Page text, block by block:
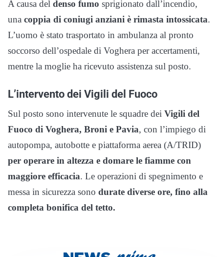
A causa del denso fumo sprigionato dall’incendio,
una coppia di coniugi anziani è rimasta intossicata.
L’uomo è stato trasportato in ambulanza al pronto
soccorso dell’ospedale di Voghera per accertamenti,
mentre la moglie ha ricevuto assistenza sul posto.
L’intervento dei Vigili del Fuoco
Sul posto sono intervenute le squadre dei Vigili del
Fuoco di Voghera, Broni e Pavia, con l’impiego di
autopompa, autobotte e piattaforma aerea (A/TRID)
per operare in altezza e domare le fiamme con
maggiore efficacia. Le operazioni di spegnimento e
messa in sicurezza sono durate diverse ore, fino alla
completa bonifica del tetto.